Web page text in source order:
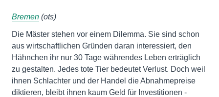
Bremen (ots)
Die Mäster stehen vor einem Dilemma. Sie sind schon
aus wirtschaftlichen Gründen daran interessiert, den
Hähnchen ihr nur 30 Tage währendes Leben erträglich
zu gestalten. Jedes tote Tier bedeutet Verlust. Doch weil
ihnen Schlachter und der Handel die Abnahmepreise
diktieren, bleibt ihnen kaum Geld für Investitionen -